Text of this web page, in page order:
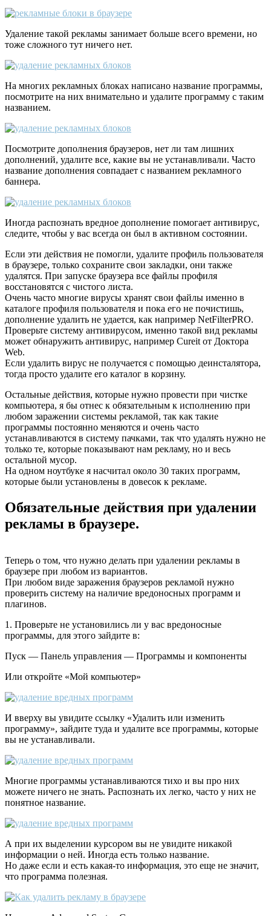
Удаление такой рекламы занимает больше всего времени, но
тоже сложного тут ничего нет.
На многих рекламных блоках написано название программы,
посмотрите на них внимательно и удалите программу с таким
названием.
Посмотрите дополнения браузеров, нет ли там лишних
дополнений, удалите все, какие вы не устанавливали. Часто
название дополнения совпадает с названием рекламного
баннера.
Иногда распознать вредное дополнение помогает антивирус,
следите, чтобы у вас всегда он был в активном состоянии.
Если эти действия не помогли, удалите профиль пользователя
в браузере, только сохраните свои закладки, они также
удалятся. При запуске браузера все файлы профиля
восстановятся с чистого листа.
Очень часто многие вирусы хранят свои файлы именно в
каталоге профиля пользователя и пока его не почистишь,
дополнение удалить не удается, как например NetFilterPRO.
Проверьте систему антивирусом, именно такой вид рекламы
может обнаружить антивирус, например Cureit от Доктора
Web.
Если удалить вирус не получается с помощью деинсталятора,
тогда просто удалите его каталог в корзину.
Остальные действия, которые нужно провести при чистке
компьютера, я бы отнес к обязательным к исполнению при
любом заражении системы рекламой, так как такие
программы постоянно меняются и очень часто
устанавливаются в систему пачками, так что удалять нужно не
только те, которые показывают нам рекламу, но и весь
остальной мусор.
На одном ноутбуке я насчитал около 30 таких программ,
которые были установлены в довесок к рекламе.
Обязательные действия при удалении
рекламы в браузере.
Теперь о том, что нужно делать при удалении рекламы в
браузере при любом из вариантов.
При любом виде заражения браузеров рекламой нужно
проверить систему на наличие вредоносных программ и
плагинов.
1. Проверьте не установились ли у вас вредоносные
программы, для этого зайдите в:
Пуск — Панель управления — Программы и компоненты
Или откройте «Мой компьютер»
И вверху вы увидите ссылку «Удалить или изменить
программу», зайдите туда и удалите все программы, которые
вы не устанавливали.
Многие программы устанавливаются тихо и вы про них
можете ничего не знать. Распознать их легко, часто у них не
понятное название.
А при их выделении курсором вы не увидите никакой
информации о ней. Иногда есть только название.
Но даже если и есть какая-то информация, это еще не значит,
что программа полезная.